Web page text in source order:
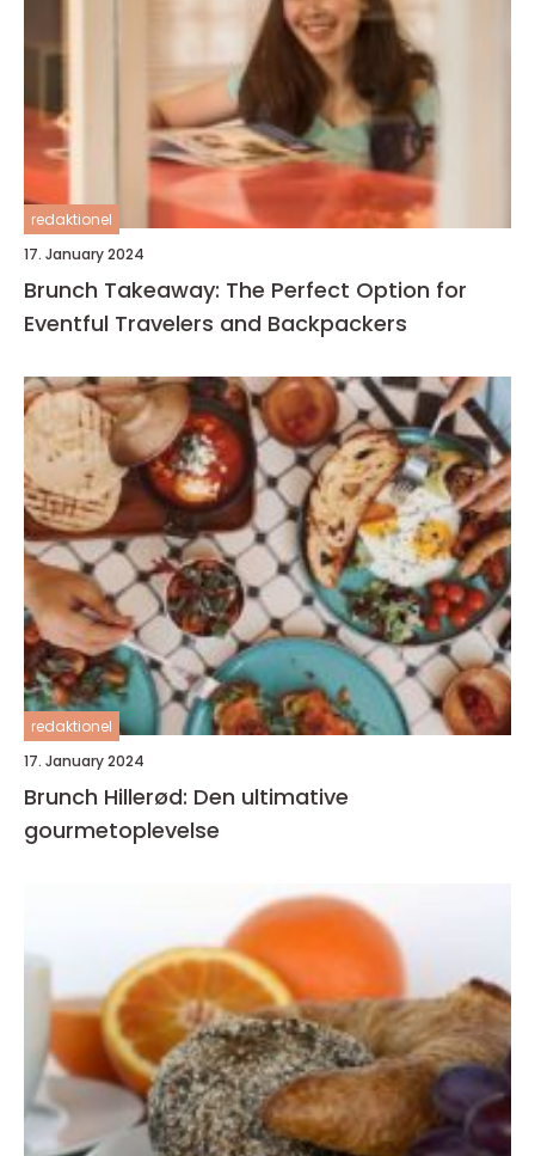
redaktionel
17. January 2024
Brunch Takeaway: The Perfect Option for
Eventful Travelers and Backpackers
redaktionel
17. January 2024
Brunch Hillerød: Den ultimative
gourmetoplevelse